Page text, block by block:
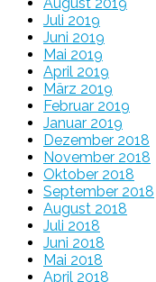
Juli 2019
Juni 2019
Mai 2019
April 2019
März 2019
Februar 2019
Januar 2019
Dezember 2018
November 2018
Oktober 2018
September 2018
August 2018
Juli 2018
Juni 2018
Mai 2018
April 2018